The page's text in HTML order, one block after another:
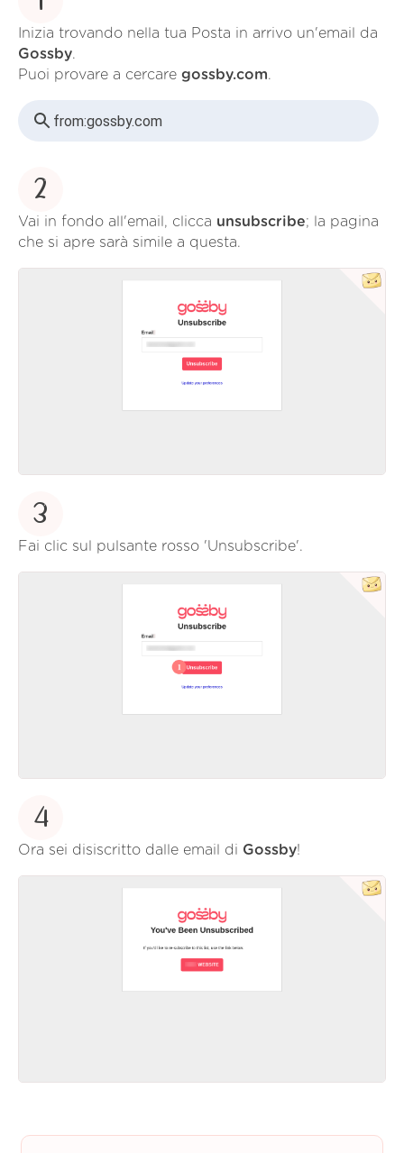
Inizia trovando nella tua Posta in arrivo un'email da
Gossby.
Puoi provare a cercare gossby.com.
from:gossby.com
2
Vai in fondo all'email, clicca unsubscribe; la pagina
che si apre sarà simile a questa.
3
Fai clic sul pulsante rosso 'Unsubscribe'.
4
Ora sei disiscritto dalle email di Gossby!